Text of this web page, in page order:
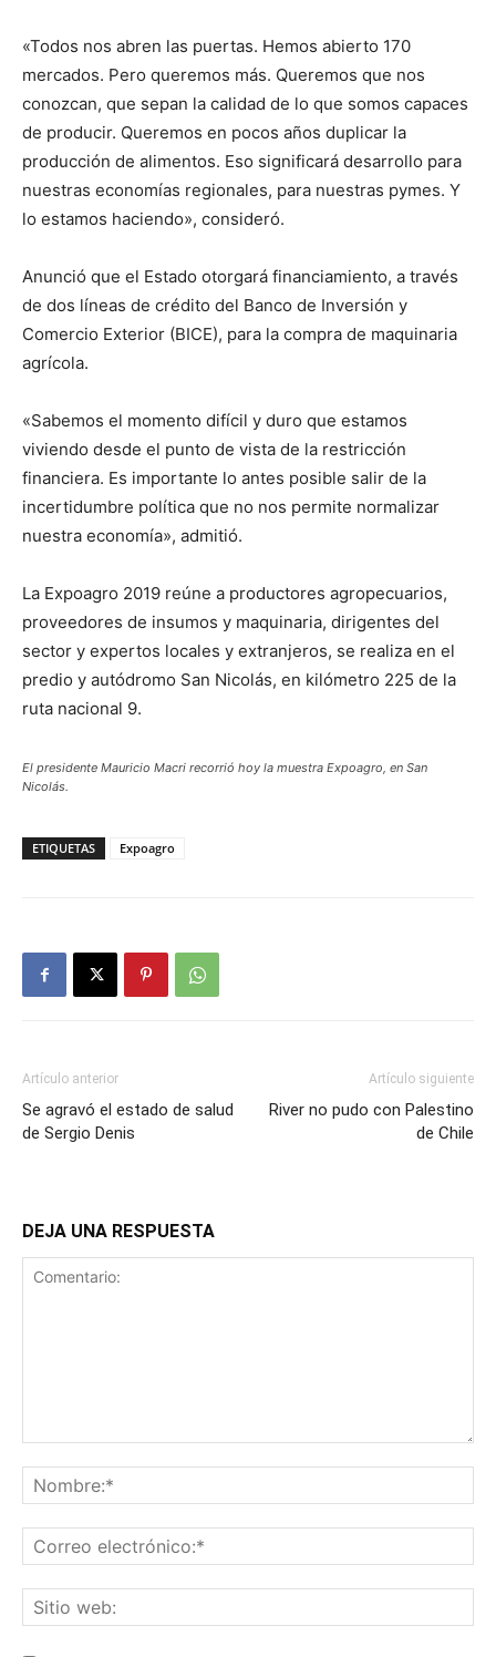
«Todos nos abren las puertas. Hemos abierto 170
mercados. Pero queremos más. Queremos que nos
conozcan, que sepan la calidad de lo que somos capaces
de producir. Queremos en pocos años duplicar la
producción de alimentos. Eso significará desarrollo para
nuestras economías regionales, para nuestras pymes. Y
lo estamos haciendo», consideró.
Anunció que el Estado otorgará financiamiento, a través
de dos líneas de crédito del Banco de Inversión y
Comercio Exterior (BICE), para la compra de maquinaria
agrícola.
«Sabemos el momento difícil y duro que estamos
viviendo desde el punto de vista de la restricción
financiera. Es importante lo antes posible salir de la
incertidumbre política que no nos permite normalizar
nuestra economía», admitió.
La Expoagro 2019 reúne a productores agropecuarios,
proveedores de insumos y maquinaria, dirigentes del
sector y expertos locales y extranjeros, se realiza en el
predio y autódromo San Nicolás, en kilómetro 225 de la
ruta nacional 9.
El presidente Mauricio Macri recorrió hoy la muestra Expoagro, en San
Nicolás.
ETIQUETAS Expoagro
Artículo anterior
Se agravó el estado de salud
de Sergio Denis
Artículo siguiente
River no pudo con Palestino
de Chile
DEJA UNA RESPUESTA